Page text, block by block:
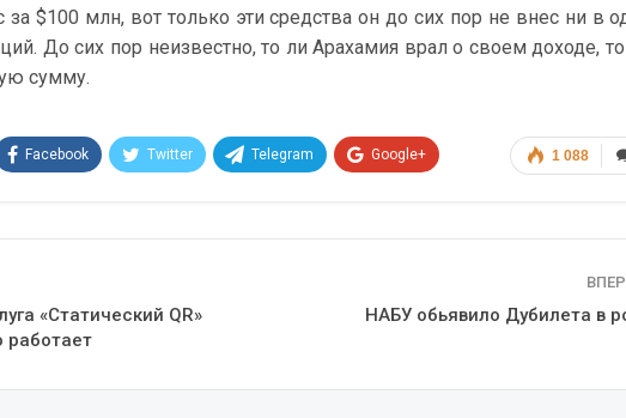
$100 млн, вот только эти средства он до сих пор не внес ни в
До сих пор неизвестно, то ли Арахамия врал о своем доходе,
сумму.
1 088
Facebook Twitter Telegram Google+
«Статический QR»
работает
НАБУ обьявило Дубилета в